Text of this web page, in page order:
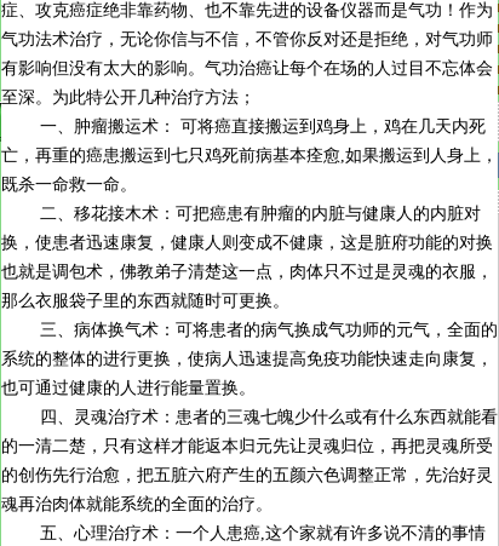
症、攻克癌症绝非靠药物、也不靠先进的设备仪器而是气功！作为
气功法术治疗，无论你信与不信，不管你反对还是拒绝，对气功师
有影响但没有太大的影响。气功治癌让每个在场的人过目不忘体会
至深。为此特公开几种治疗方法；
一、肿瘤搬运术： 可将癌直接搬运到鸡身上，鸡在几天内死
亡，再重的癌患搬运到七只鸡死前病基本痊愈,如果搬运到人身上，
既杀一命救一命。
二、移花接木术：可把癌患有肿瘤的内脏与健康人的内脏对
换，使患者迅速康复，健康人则变成不健康，这是脏府功能的对换
也就是调包术，佛教弟子清楚这一点，肉体只不过是灵魂的衣服，
那么衣服袋子里的东西就随时可更换。
三、病体换气术：可将患者的病气换成气功师的元气，全面的
系统的整体的进行更换，使病人迅速提高免疫功能快速走向康复，
也可通过健康的人进行能量置换。
四、灵魂治疗术：患者的三魂七魄少什么或有什么东西就能看
的一清二楚，只有这样才能返本归元先让灵魂归位，再把灵魂所受
的创伤先行治愈，把五脏六府产生的五颜六色调整正常，先治好灵
魂再治肉体就能系统的全面的治疗。
五、心理治疗术：一个人患癌,这个家就有许多说不清的事情